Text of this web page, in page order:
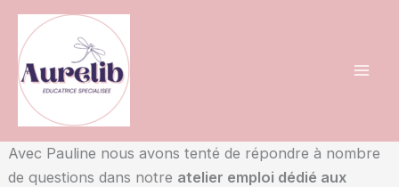
Aller
contenu
Avec Pauline nous avons tenté de répondre à nombre
de questions dans notre atelier emploi dédié aux